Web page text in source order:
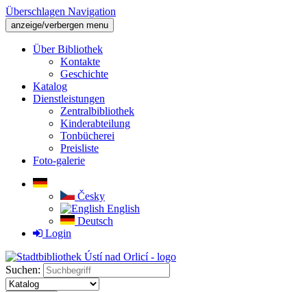
Überschlagen Navigation
anzeige/verbergen menu
Über Bibliothek
Kontakte
Geschichte
Katalog
Dienstleistungen
Zentralbibliothek
Kinderabteilung
Tonbücherei
Preisliste
Foto-galerie
Česky
English
Deutsch
Login
Suchen: